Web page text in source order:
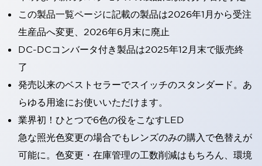
この製品一覧ページに記載の製品は2026年1月から受注
生産品へ変更、2026年6月末に廃止
DC-DCコンバータ付き製品は2025年12月末で販売終
了
発売以来のベストセラーでスイッチのスタンダード。あ
らゆる用途にお使いいただけます。
業界初！ひとつで6色の役をこなすLED
急な照光色変更の場合でもレンズのみの購入で色替えが
可能に。色変更・在庫管理の工数削減はもちろん、環境